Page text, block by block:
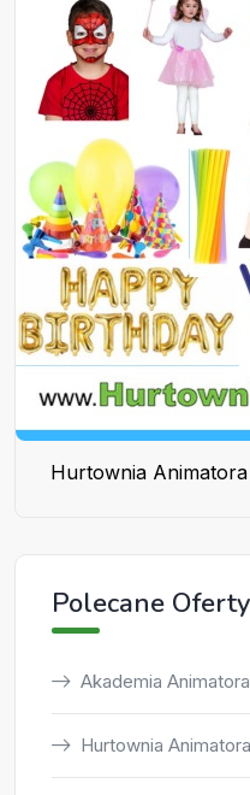
Hurtownia
Polecane Oferty
Akademia Animatora
Hurtownia Animatora